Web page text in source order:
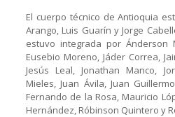
El cuerpo técnico de Antioquia
Arango, Luis Guarín y Jorge
estuvo integrada por Ánderson
Eusebio Moreno, Jáder Correa,
Jesús Leal, Jonathan Manco,
Mieles, Juan Ávila, Juan
Fernando de la Rosa, Mauricio
Hernández, Róbinson Quintero y